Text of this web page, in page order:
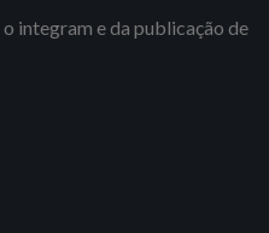
integram e da publicação de